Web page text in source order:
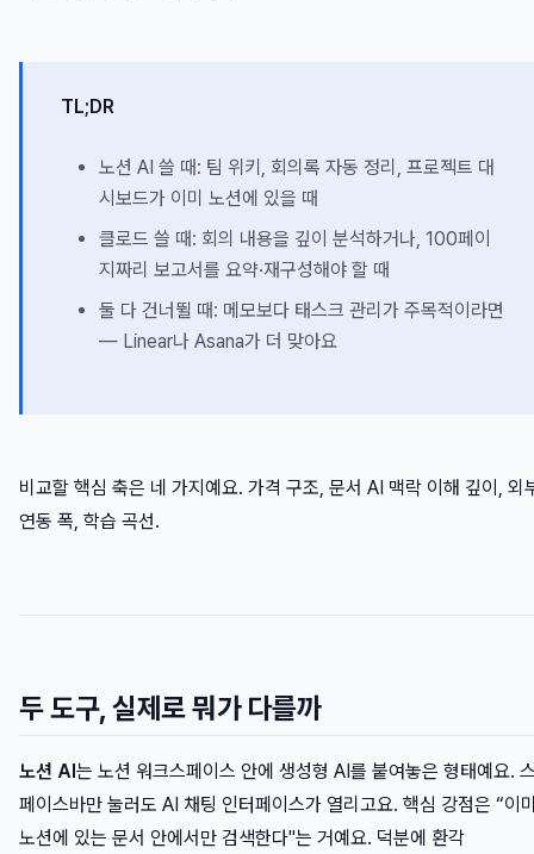
TL;DR
노션 AI 쓸 때: 팀 위키, 회의록 자동 정리, 프로젝트 대
시보드가 이미 노션에 있을 때
클로드 쓸 때: 회의 내용을 깊이 분석하거나, 100페이
지짜리 보고서를 요약·재구성해야 할 때
둘 다 건너뛸 때: 메모보다 태스크 관리가 주목적이라면
— Linear나 Asana가 더 맞아요
비교할 핵심 축은 네 가지예요. 가격 구조, 문서 AI 맥락 이해 깊이, 외
연동 폭, 학습 곡선.
두 도구, 실제로 뭐가 다를까
노션 AI는 노션 워크스페이스 안에 생성형 AI를 붙여놓은 형태예요.
페이스바만 눌러도 AI 채팅 인터페이스가 열리고요. 핵심 강점은 “이
노션에 있는 문서 안에서만 검색한다"는 거예요. 덕분에 환각